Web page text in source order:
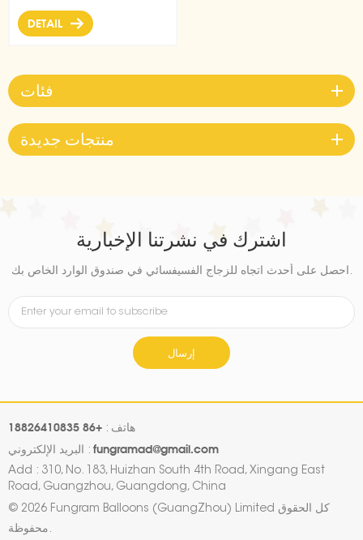
متينة ، رقائق ألمنيوم فائقة
اللمعان تحافظ على الشكل دون
DETAIL
فئات
منتجات جديدة
اشترك في نشرتنا الإخبارية
احصل على أحدث اتجاه للزجاج الفسيفسائي في صندوق الوارد الخاص بك.
إرسال
هاتف : +86 18826410835
البريد الإلكتروني : fungramad@gmail.com
Add : 310, No. 183, Huizhan South 4th Road, Xingang East
Road, Guangzhou, Guangdong, China
© 2026 Fungram Balloons (GuangZhou) Limited كل الحقوق
محفوظة.